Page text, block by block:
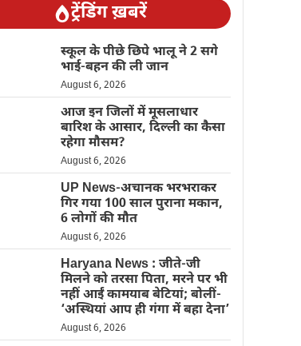
ट्रेंडिंग ख़बरें
स्कूल के पीछे छिपे भालू ने 2 सगे
भाई-बहन की ली जान
August 6, 2026
आज इन जिलों में मूसलाधार
बारिश के आसार, दिल्ली का कैसा
रहेगा मौसम?
August 6, 2026
UP News-अचानक भरभराकर
गिर गया 100 साल पुराना मकान,
6 लोगों की मौत
August 6, 2026
Haryana News : जीते-जी
मिलने को तरसा पिता, मरने पर भी
नहीं आईं कामयाब बेटियां; बोलीं-
‘अस्थियां आप ही गंगा में बहा देना’
August 6, 2026